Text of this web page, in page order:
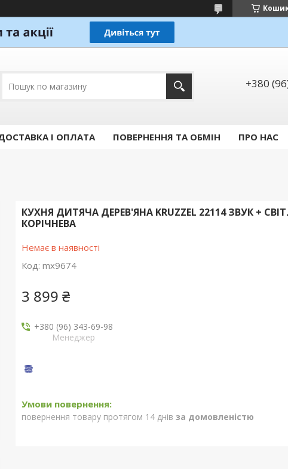
+380
І ОПЛАТА ПОВЕРНЕННЯ ТА ОБМІН ПРО НАС
КУХНЯ ДИТЯЧА ДЕРЕВ'ЯНА KRUZZEL 22114 ЗВУК +
КОРІЧНЕВА
Немає в наявності
Код: mx9674
3 899 ₴
+380 (96) 343-69-98
Менеджер
повернення товару протягом 14 днів за домовленістю